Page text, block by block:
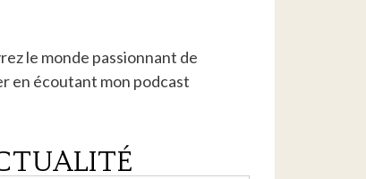
le monde passionnant de
en écoutant mon podcast